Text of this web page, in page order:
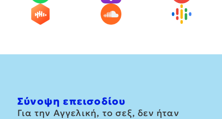
Σύνοψη επεισοδίου
Για την Αγγελική, το σεξ, δεν ήταν